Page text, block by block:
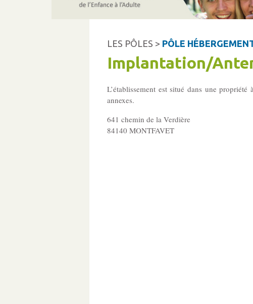
LES PÔLES > PÔLE
Implantation/
L’établissement est situé dans une
annexes.
641 chemin de la Verdière
84140 MONTFAVET